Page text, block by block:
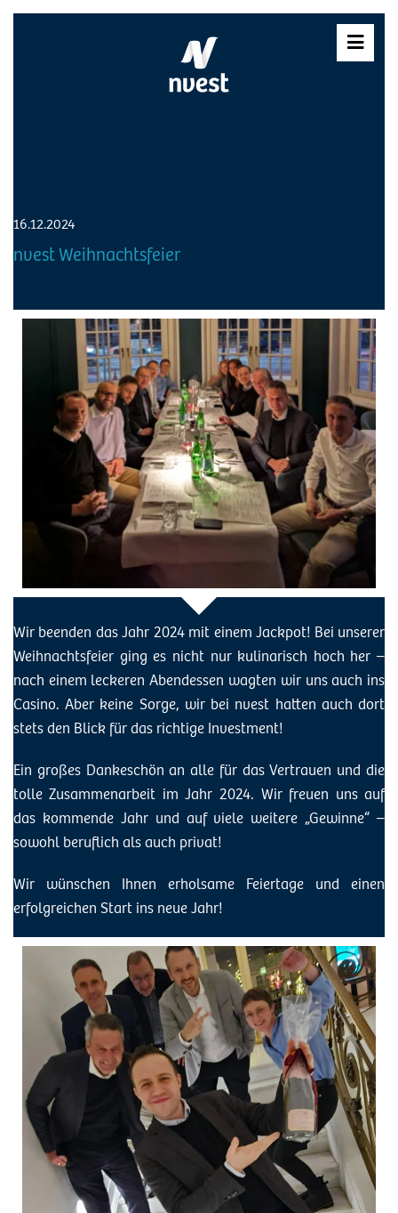
16.12.2024
nvest Weihnachtsfeier
Wir beenden das Jahr 2024 mit einem Jackpot! Bei unserer
Weihnachtsfeier ging es nicht nur kulinarisch hoch her –
nach einem leckeren Abendessen wagten wir uns auch ins
Casino. Aber keine Sorge, wir bei nvest hatten auch dort
stets den Blick für das richtige Investment!
Ein großes Dankeschön an alle für das Vertrauen und die
tolle Zusammenarbeit im Jahr 2024. Wir freuen uns auf
das kommende Jahr und auf viele weitere „Gewinne“ –
sowohl beruflich als auch privat!
Wir wünschen Ihnen erholsame Feiertage und einen
erfolgreichen Start ins neue Jahr!